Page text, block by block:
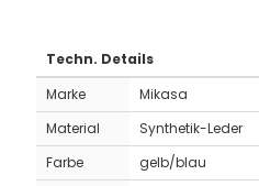
Techn. Details
Marke
Mikasa
Material
Synthetik-Leder
Farbe
gelb/blau